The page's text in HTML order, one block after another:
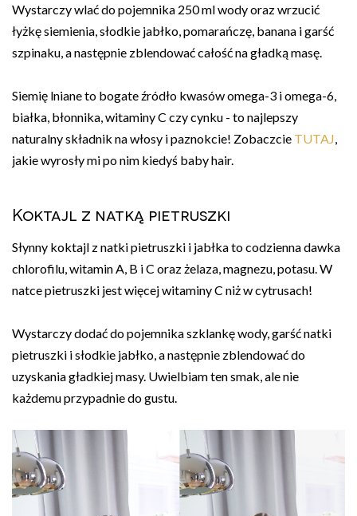
Wystarczy wlać do pojemnika 250 ml wody oraz wrzucić
łyżkę siemienia, słodkie jabłko, pomarańczę, banana i garść
szpinaku, a następnie zblendować całość na gładką masę.
Siemię lniane to bogate źródło kwasów omega-3 i omega-6,
białka, błonnika, witaminy C czy cynku - to najlepszy
naturalny składnik na włosy i paznokcie! Zobaczcie TUTAJ
jakie wyrosły mi po nim kiedyś baby hair.
Koktajl z natką pietruszki
Słynny koktajl z natki pietruszki i jabłka to codzienna dawka
chlorofilu, witamin A, B i C oraz żelaza, magnezu, potasu. W
natce pietruszki jest więcej witaminy C niż w cytrusach!
Wystarczy dodać do pojemnika szklankę wody, garść natki
pietruszki i słodkie jabłko, a następnie zblendować do
uzyskania gładkiej masy. Uwielbiam ten smak, ale nie
każdemu przypadnie do gustu.